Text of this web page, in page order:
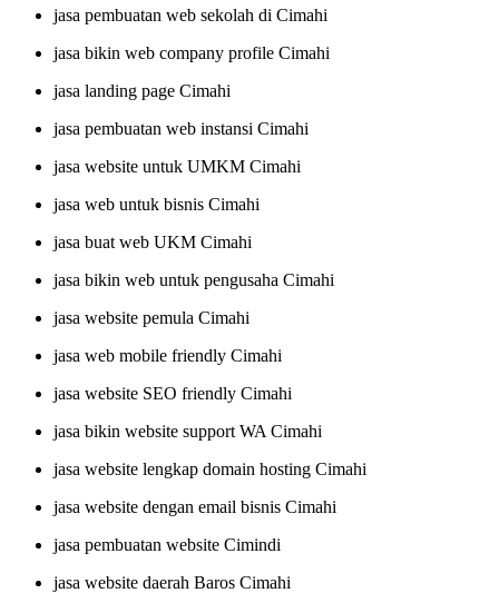
jasa pembuatan web sekolah di Cimahi
jasa bikin web company profile Cimahi
jasa landing page Cimahi
jasa pembuatan web instansi Cimahi
jasa website untuk UMKM Cimahi
jasa web untuk bisnis Cimahi
jasa buat web UKM Cimahi
jasa bikin web untuk pengusaha Cimahi
jasa website pemula Cimahi
jasa web mobile friendly Cimahi
jasa website SEO friendly Cimahi
jasa bikin website support WA Cimahi
jasa website lengkap domain hosting Cimahi
jasa website dengan email bisnis Cimahi
jasa pembuatan website Cimindi
jasa website daerah Baros Cimahi